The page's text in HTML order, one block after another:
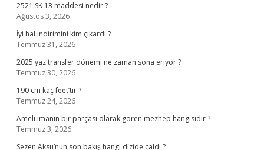
2521 SK 13 maddesi nedir ?
Ağustos 3, 2026
İyi hal indirimini kim çıkardı ?
Temmuz 31, 2026
2025 yaz transfer dönemi ne zaman sona eriyor ?
Temmuz 30, 2026
190 cm kaç feet’tir ?
Temmuz 24, 2026
Ameli imanın bir parçası olarak gören mezhep hangisidir ?
Temmuz 3, 2026
Sezen Aksu’nun son bakış hangi dizide çaldı ?